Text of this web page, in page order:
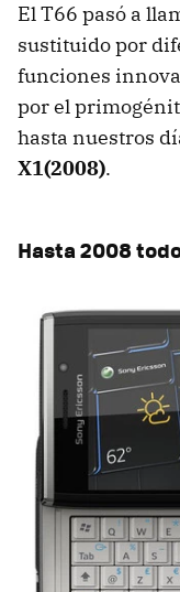
El T66 pasó a
sustituido por
funciones
por el
hasta nuestros
X1(2008).
Hasta 2008